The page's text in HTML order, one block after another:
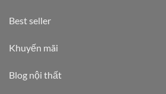
Best seller
Khuyến mãi
Blog nội thất